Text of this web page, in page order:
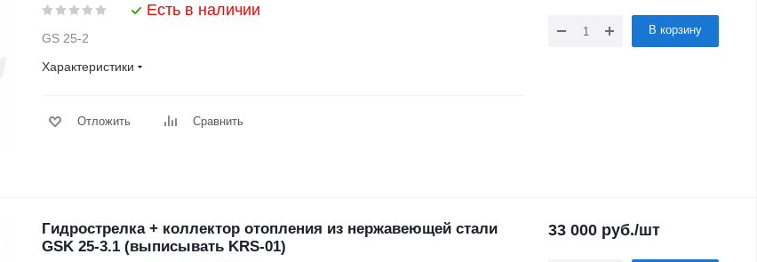
Есть в наличии
GS 25-2
Характеристики
Отложить Сравнить
В корзину
Гидрострелка + коллектор отопления из нержавеющей стали
GSK 25-3.1 (выписывать KRS-01)
33 000 руб./шт